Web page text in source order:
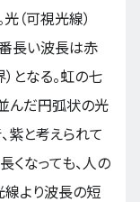
（可視光線）
番長い波長は赤
となる。虹の七
んだ円弧状の光
、紫と考えられて
くなっても、人の
線より波長の短